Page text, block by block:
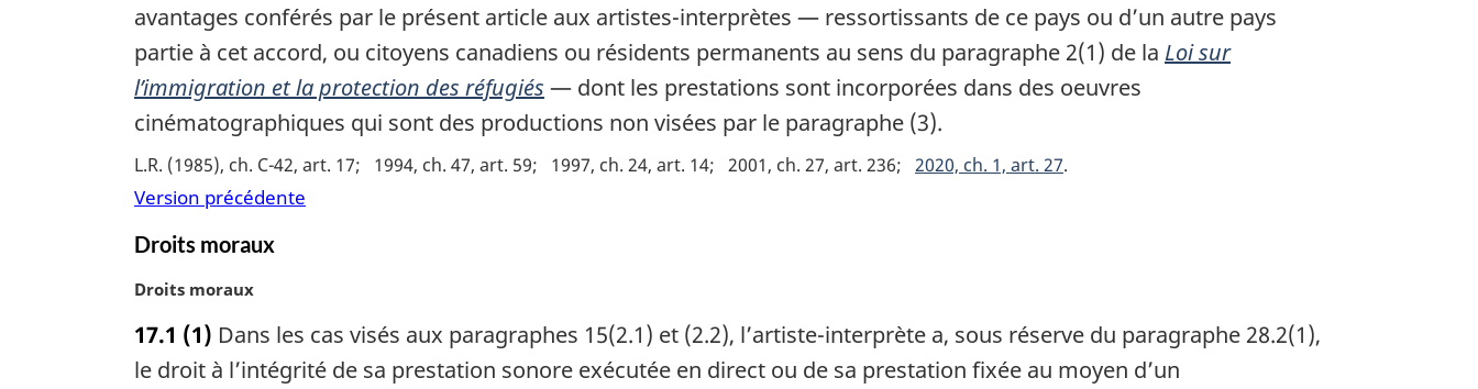
a
l
e
:
a
r
g
i
n
a
l
e
avantages conférés par le présent article aux artistes-interprètes — ressortissants de ce pays ou d’un autre pays
partie à cet accord, ou citoyens canadiens ou résidents permanents au sens du paragraphe 2(1) de la Loi sur
l’immigration et la protection des réfugiés — dont les prestations sont incorporées dans des oeuvres
cinématographiques qui sont des productions non visées par le paragraphe (3).
L.R. (1985), ch. C-42, art. 17 1994, ch. 47, art. 59 1997, ch. 24, art. 14 2001, ch. 27, art. 236 2020, ch. 1, art. 27
Version précédente
Droits moraux
N
t
e
Droits moraux
17.1 (1) Dans les cas visés aux paragraphes 15(2.1) et (2.2), l’artiste-interprète a, sous réserve du paragraphe 28.2(1),
le droit à l’intégrité de sa prestation sonore exécutée en direct ou de sa prestation fixée au moyen d’un